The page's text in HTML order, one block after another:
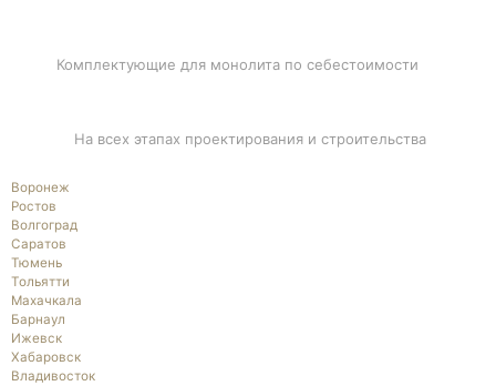
Комплектующие для монолита по себестоимости
На всех этапах проектирования и строительства
Воронеж
Ростов
Волгоград
Саратов
Тюмень
Тольятти
Махачкала
Барнаул
Ижевск
Хабаровск
Владивосток